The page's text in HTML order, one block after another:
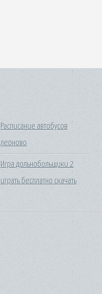
Расписание автобусов
леоново
Игра дольнобольщики 2
играть бесплатно скачать